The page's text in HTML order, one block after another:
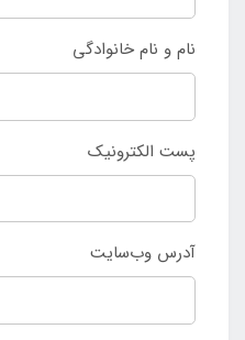
نام و نام خانوادگی
پست الکترونیک
آدرس وب‌سایت